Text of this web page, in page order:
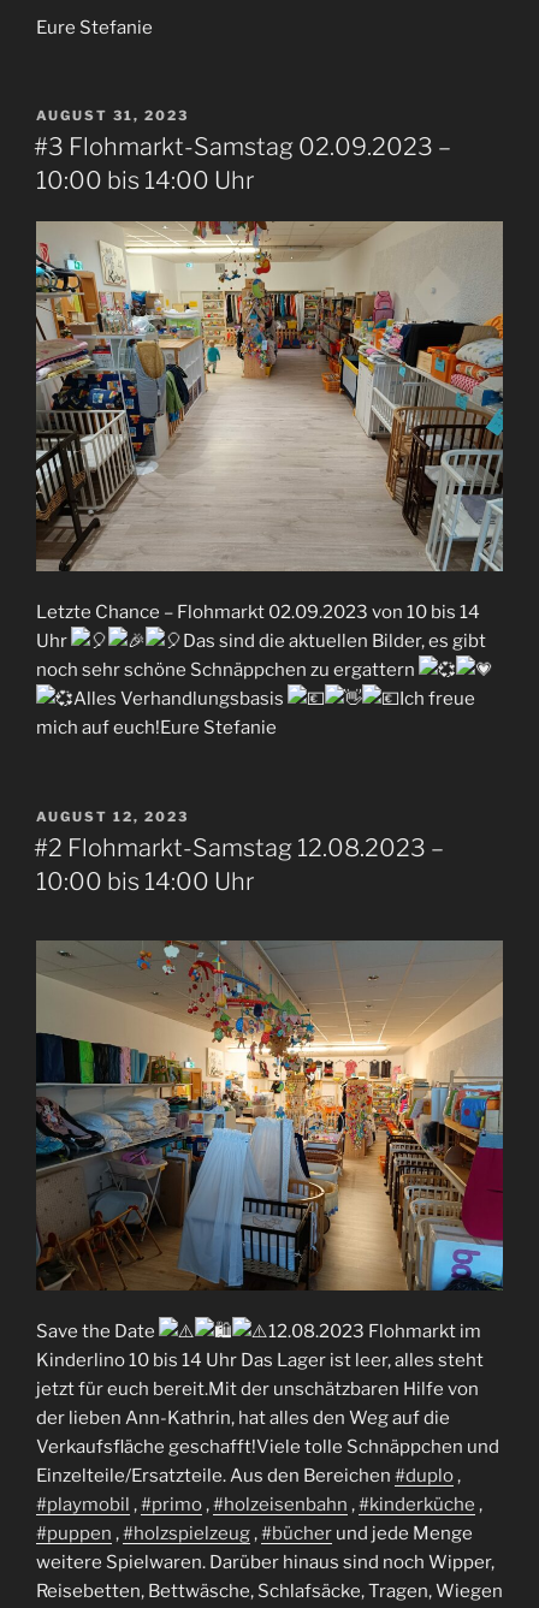
Eure Stefanie
VERÖFFENTLICHT
AM
AUGUST 31, 2023
#3 Flohmarkt-Samstag 02.09.2023 –
10:00 bis 14:00 Uhr
Letzte Chance – Flohmarkt 02.09.2023 von 10 bis 14
Uhr
Das sind die aktuellen Bilder, es gibt
noch sehr schöne Schnäppchen zu ergattern
Alles Verhandlungsbasis
Ich freue
mich auf euch!Eure Stefanie
VERÖFFENTLICHT
AM
AUGUST 12, 2023
#2 Flohmarkt-Samstag 12.08.2023 –
10:00 bis 14:00 Uhr
Save the Date
12.08.2023 Flohmarkt im
Kinderlino 10 bis 14 Uhr Das Lager ist leer, alles steht
jetzt für euch bereit.Mit der unschätzbaren Hilfe von
der lieben Ann-Kathrin, hat alles den Weg auf die
Verkaufsfläche geschafft!Viele tolle Schnäppchen und
Einzelteile/Ersatzteile. Aus den Bereichen #duplo,
#playmobil ,#primo,#holzeisenbahn ,#kinderküche ,
#puppen ,#holzspielzeug,#bücher und jede Menge
weitere Spielwaren. Darüber hinaus sind noch Wipper,
Reisebetten, Bettwäsche, Schlafsäcke, Tragen, Wiegen